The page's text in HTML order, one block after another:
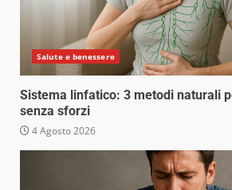
Salute e benessere
Sistema linfatico: 3 metodi naturali
senza sforzi
4 Agosto 2026